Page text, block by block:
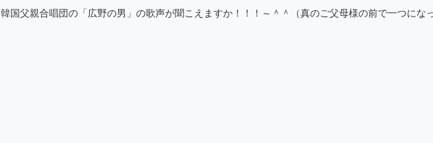
韓国父親合唱団の「広野の男」の歌声が聞こえますか！！！～＾＾（真のご父母様の前で一つにな